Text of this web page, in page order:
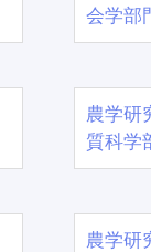
会学部
農学
質科学
農学